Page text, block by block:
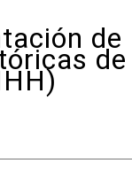
de
de